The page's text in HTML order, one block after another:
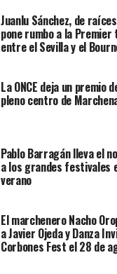
Juanlu Sánchez, de
pone rumbo a la
entre el Sevilla y el
La ONCE deja un premio
pleno centro de
Pablo Barragán lleva el
a los grandes festivales
verano
El marchenero Nacho
a Javier Ojeda y Danza
Corbones Fest el 28 de